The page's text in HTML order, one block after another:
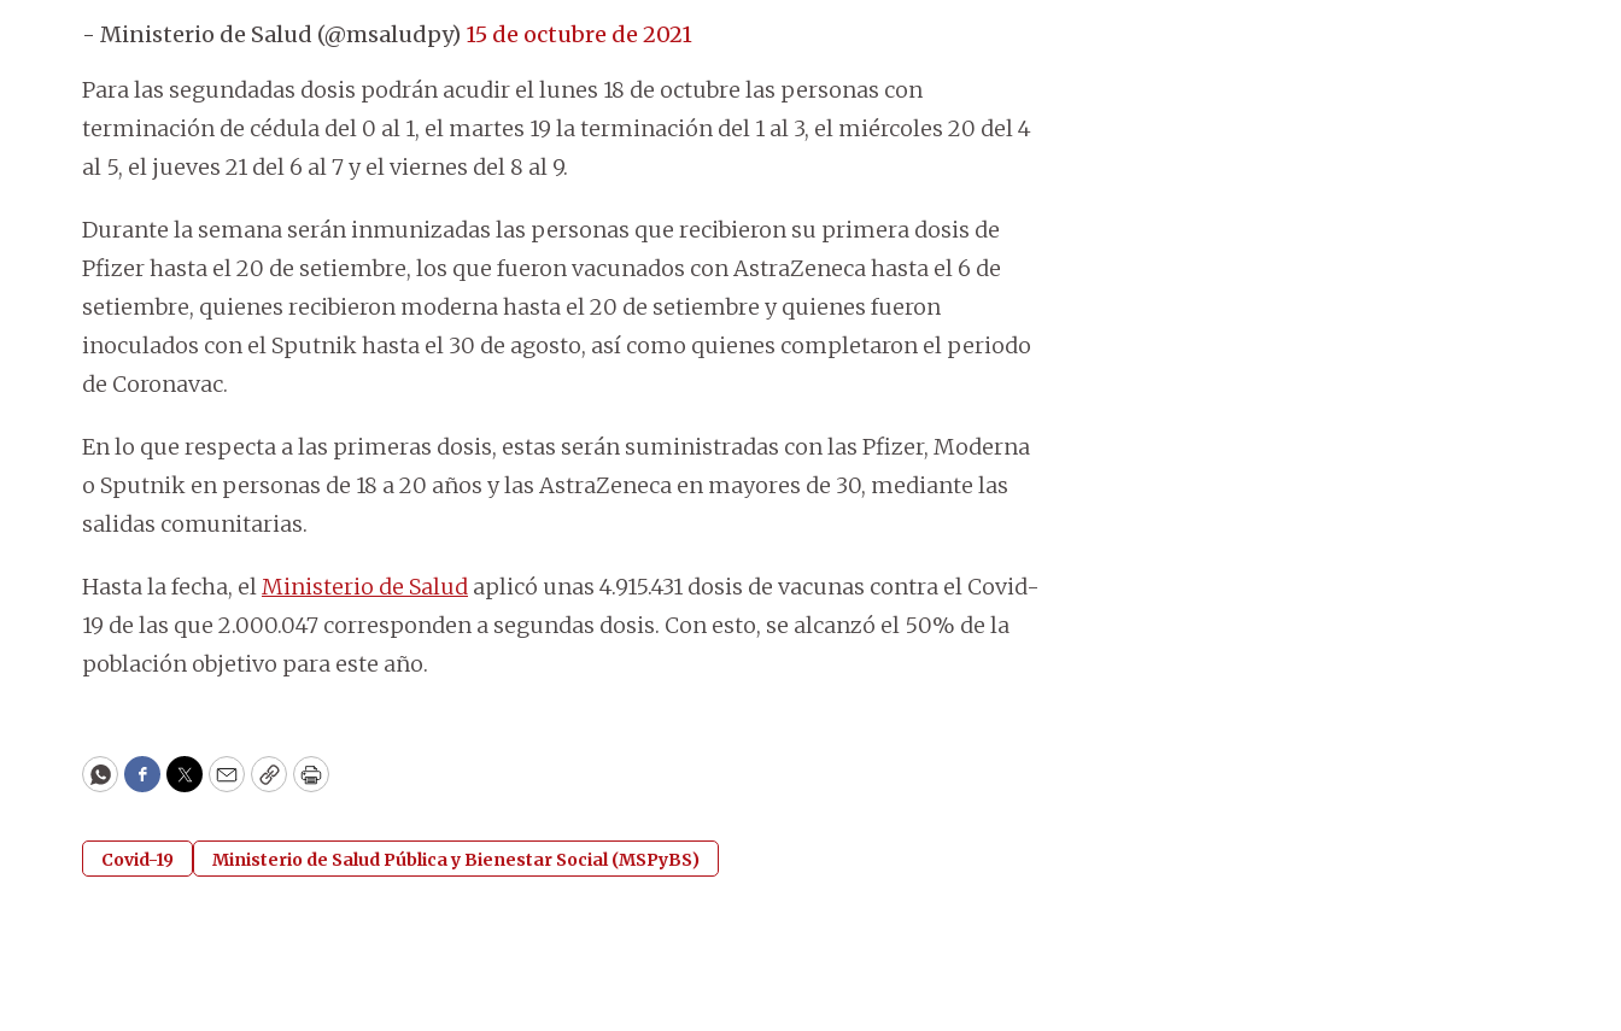
- Ministerio de Salud (@msaludpy) 15 de octubre de 2021
Para las segundadas dosis podrán acudir el lunes 18 de octubre las personas con
terminación de cédula del 0 al 1, el martes 19 la terminación del 1 al 3, el miércoles 20 del 4
al 5, el jueves 21 del 6 al 7 y el viernes del 8 al 9.
Durante la semana serán inmunizadas las personas que recibieron su primera dosis de
Pfizer hasta el 20 de setiembre, los que fueron vacunados con AstraZeneca hasta el 6 de
setiembre, quienes recibieron moderna hasta el 20 de setiembre y quienes fueron
inoculados con el Sputnik hasta el 30 de agosto, así como quienes completaron el periodo
de Coronavac.
En lo que respecta a las primeras dosis, estas serán suministradas con las Pfizer, Moderna
o Sputnik en personas de 18 a 20 años y las AstraZeneca en mayores de 30, mediante las
salidas comunitarias.
Hasta la fecha, elMinisterio de Salud aplicó unas 4.915.431 dosis de vacunas contra el Covid-
19 de las que 2.000.047 corresponden a segundas dosis. Con esto, se alcanzó el 50% de la
población objetivo para este año.
WhatsApp
Facebook
Twitter
EmailCopyPrint
Covid-19 Ministerio de Salud Pública y Bienestar Social (MSPyBS)